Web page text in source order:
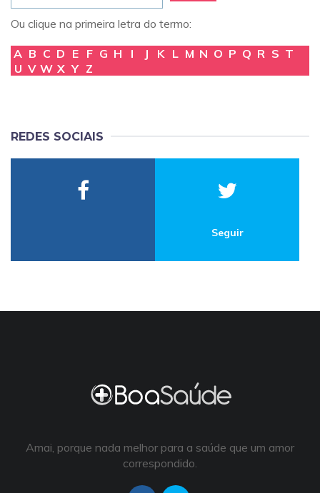
Ou clique na primeira letra do termo:
A B C D E F G H I J K L M N O P Q R S T
U V W X Y Z
REDES SOCIAIS
Seguir
Amai, porque nada melhor para a saúde que um amor
correspondido.